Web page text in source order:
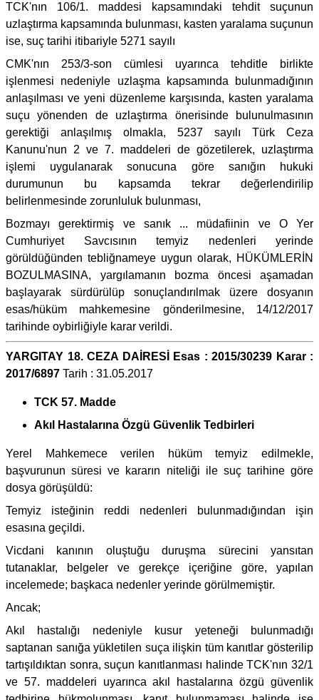
TCK'nın 106/1. maddesi kapsamındaki tehdit suçunun
uzlaştırma kapsamında bulunması, kasten yaralama suçunun
ise, suç tarihi itibariyle 5271 sayılı
CMK'nın 253/3-son cümlesi uyarınca tehditle birlikte
işlenmesi nedeniyle uzlaşma kapsamında bulunmadığının
anlaşılması ve yeni düzenleme karşısında, kasten yaralama
suçu yönenden de uzlaştırma önerisinde bulunulmasının
gerektiği anlaşılmış olmakla, 5237 sayılı Türk Ceza
Kanunu'nun 2 ve 7. maddeleri de gözetilerek, uzlaştırma
işlemi uygulanarak sonucuna göre sanığın hukuki
durumunun bu kapsamda tekrar değerlendirilip
belirlenmesinde zorunluluk bulunması,
Bozmayı gerektirmiş ve sanık ... müdafiinin ve O Yer
Cumhuriyet Savcısının temyiz nedenleri yerinde
görüldüğünden tebliğnameye uygun olarak, HÜKÜMLERİN
BOZULMASINA, yargılamanın bozma öncesi aşamadan
başlayarak sürdürülüp sonuçlandırılmak üzere dosyanın
esas/hüküm mahkemesine gönderilmesine, 14/12/2017
tarihinde oybirliğiyle karar verildi.
YARGITAY 18. CEZA DAİRESİ Esas : 2015/30239 Karar :
2017/6897 Tarih : 31.05.2017
TCK 57. Madde
Akıl Hastalarına Özgü Güvenlik Tedbirleri
Yerel Mahkemece verilen hüküm temyiz edilmekle,
başvurunun süresi ve kararın niteliği ile suç tarihine göre
dosya görüşüldü:
Temyiz isteğinin reddi nedenleri bulunmadığından işin
esasına geçildi.
Vicdani kanının oluştuğu duruşma sürecini yansıtan
tutanaklar, belgeler ve gerekçe içeriğine göre, yapılan
incelemede; başkaca nedenler yerinde görülmemiştir.
Ancak;
Akıl hastalığı nedeniyle kusur yeteneği bulunmadığı
saptanan sanığa yükletilen suça ilişkin tüm kanıtlar gösterilip
tartışıldıktan sonra, suçun kanıtlanması halinde TCK'nın 32/1
ve 57. maddeleri uyarınca akıl hastalarına özgü güvenlik